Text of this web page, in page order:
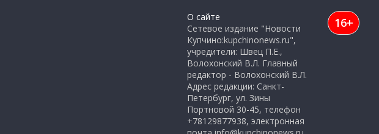
О сайте
Сетевое издание "Новости
Купчино:kupchinonews.ru",
учредители: Швец П.Е.,
Волохонский В.Л. Главный
редактор - Волохонский В.Л.
Адрес редакции: Санкт-
Петербург, ул. Зины
Портновой 30-45, телефон
+78129877938, электронная
16+